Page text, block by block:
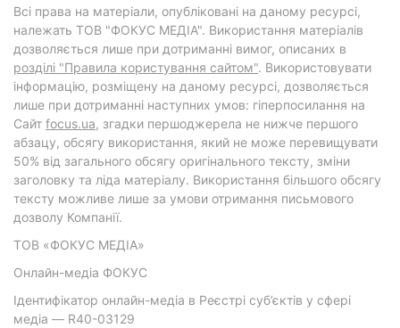
Всі права на матеріали, опубліковані на даному ресурсі,
належать ТОВ "ФОКУС МЕДІА". Використання матеріалів
дозволяється лише при дотриманні вимог, описаних в
розділі "Правила користування сайтом". Використовувати
інформацію, розміщену на даному ресурсі, дозволяється
лише при дотриманні наступних умов: гіперпосилання на
Cайт focus.ua, згадки першоджерела не нижче першого
абзацу, обсягу використання, який не може перевищувати
50% від загального обсягу оригінального тексту, зміни
заголовку та ліда матеріалу. Використання більшого обсягу
тексту можливе лише за умови отримання письмового
дозволу Компанії.
ТОВ «ФОКУС МЕДІА»
Онлайн-медіа ФОКУС
Ідентифікатор онлайн-медіа в Реєстрі суб’єктів у сфері
медіа — R40-03129